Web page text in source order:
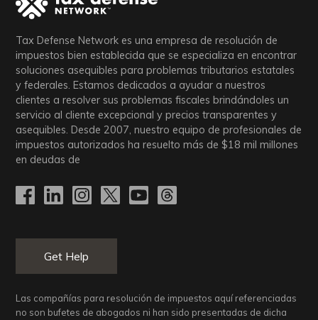
Tax Defense Network es una empresa de resolución de
impuestos bien establecida que se especializa en encontrar
soluciones asequibles para problemas tributarios estatales
y federales. Estamos dedicados a ayudar a nuestros
clientes a resolver sus problemas fiscales brindándoles un
servicio al cliente excepcional y precios transparentes y
asequibles. Desde 2007, nuestro equipo de profesionales de
impuestos autorizados ha resuelto más de$18 mil millones
en deudas de
Get Help
Las compañías para resolución de impuestos aquí referenciadas
no son bufetes de abogados ni han sido presentadas de dicha